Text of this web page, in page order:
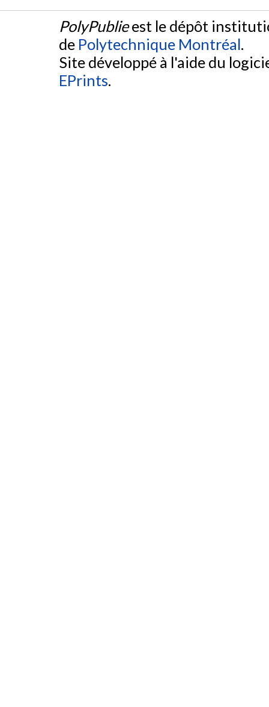
PolyPublieest le dépôt
de Polytechnique Montréal.
Site développé à l'aide du
EPrints.